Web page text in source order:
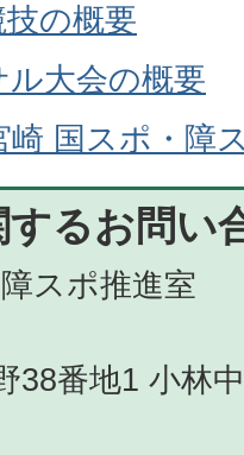
の概要
大会の概要
崎 国スポ・障
るお問い
スポ推進室
38番地1 小林